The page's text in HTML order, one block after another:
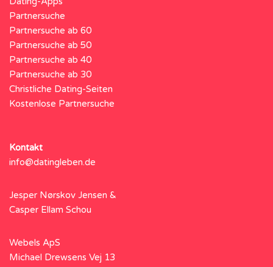
Partnersuche
Partnersuche ab 60
Partnersuche ab 50
Partnersuche ab 40
Partnersuche ab 30
Christliche Dating-Seiten
Kostenlose Partnersuche
Kontakt
info@datingleben.de
Jesper Nørskov Jensen &
Casper Ellam Schou
Webels ApS
Michael Drewsens Vej 13